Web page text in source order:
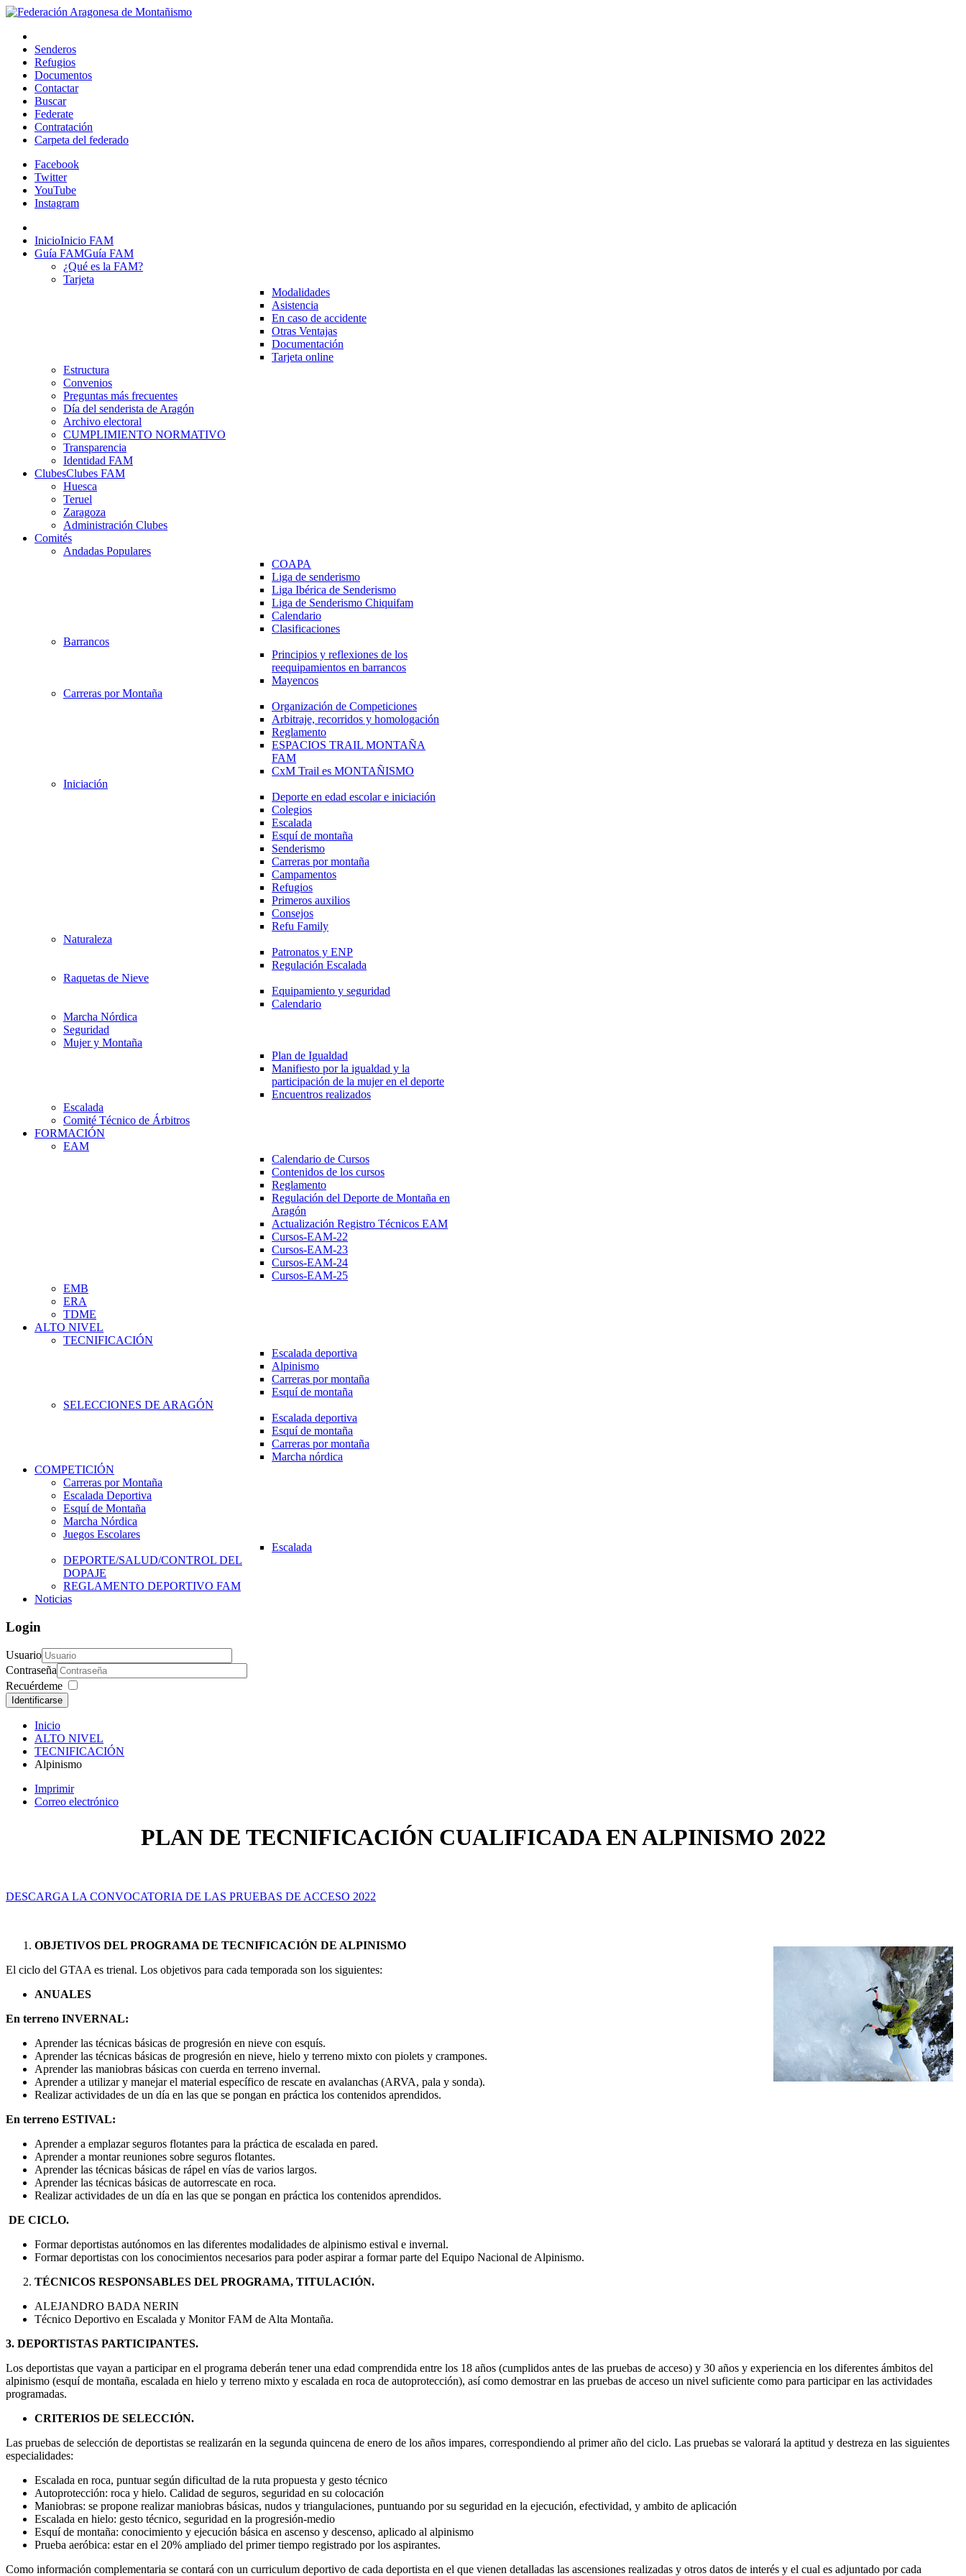
Senderos
Refugios
Documentos
Contactar
Buscar
Federate
Contratación
Carpeta del federado
Facebook
Twitter
YouTube
Instagram
InicioInicio FAM
Guía FAMGuía FAM
¿Qué es la FAM?
Tarjeta
Modalidades
Asistencia
En caso de accidente
Otras Ventajas
Documentación
Tarjeta online
Estructura
Convenios
Preguntas más frecuentes
Día del senderista de Aragón
Archivo electoral
CUMPLIMIENTO NORMATIVO
Transparencia
Identidad FAM
ClubesClubes FAM
Huesca
Teruel
Zaragoza
Administración Clubes
Comités
Andadas Populares
COAPA
Liga de senderismo
Liga Ibérica de Senderismo
Liga de Senderismo Chiquifam
Calendario
Clasificaciones
Barrancos
Principios y reflexiones de los
reequipamientos en barrancos
Mayencos
Carreras por Montaña
Organización de Competiciones
Arbitraje, recorridos y homologación
Reglamento
ESPACIOS TRAIL MONTAÑA
FAM
CxM Trail es MONTAÑISMO
Iniciación
Deporte en edad escolar e iniciación
Colegios
Escalada
Esquí de montaña
Senderismo
Carreras por montaña
Campamentos
Refugios
Primeros auxilios
Consejos
Refu Family
Naturaleza
Patronatos y ENP
Regulación Escalada
Raquetas de Nieve
Equipamiento y seguridad
Calendario
Marcha Nórdica
Seguridad
Mujer y Montaña
Plan de Igualdad
Manifiesto por la igualdad y la
participación de la mujer en el deporte
Encuentros realizados
Escalada
Comité Técnico de Árbitros
FORMACIÓN
EAM
Calendario de Cursos
Contenidos de los cursos
Reglamento
Regulación del Deporte de Montaña en
Aragón
Actualización Registro Técnicos EAM
Cursos-EAM-22
Cursos-EAM-23
Cursos-EAM-24
Cursos-EAM-25
EMB
ERA
TDME
ALTO NIVEL
TECNIFICACIÓN
Escalada deportiva
Alpinismo
Carreras por montaña
Esquí de montaña
SELECCIONES DE ARAGÓN
Escalada deportiva
Esquí de montaña
Carreras por montaña
Marcha nórdica
COMPETICIÓN
Carreras por Montaña
Escalada Deportiva
Esquí de Montaña
Marcha Nórdica
Juegos Escolares
Escalada
DEPORTE/SALUD/CONTROL DEL
DOPAJE
REGLAMENTO DEPORTIVO FAM
Noticias
Login
Usuario
Contraseña
Recuérdeme
Identificarse
Inicio
ALTO NIVEL
TECNIFICACIÓN
Alpinismo
Imprimir
Correo electrónico
PLAN DE TECNIFICACIÓN CUALIFICADA EN ALPINISMO 2022
DESCARGA LA CONVOCATORIA DE LAS PRUEBAS DE ACCESO 2022
OBJETIVOS DEL PROGRAMA DE TECNIFICACIÓN DE ALPINISMO
El ciclo del GTAA es trienal. Los objetivos para cada temporada son los siguientes:
ANUALES
En terreno INVERNAL:
Aprender las técnicas básicas de progresión en nieve con esquís.
Aprender las técnicas básicas de progresión en nieve, hielo y terreno mixto con piolets y crampones.
Aprender las maniobras básicas con cuerda en terreno invernal.
Aprender a utilizar y manejar el material específico de rescate en avalanchas (ARVA, pala y sonda).
Realizar actividades de un día en las que se pongan en práctica los contenidos aprendidos.
En terreno ESTIVAL:
Aprender a emplazar seguros flotantes para la práctica de escalada en pared.
Aprender a montar reuniones sobre seguros flotantes.
Aprender las técnicas básicas de rápel en vías de varios largos.
Aprender las técnicas básicas de autorrescate en roca.
Realizar actividades de un día en las que se pongan en práctica los contenidos aprendidos.
DE CICLO.
Formar deportistas autónomos en las diferentes modalidades de alpinismo estival e invernal.
Formar deportistas con los conocimientos necesarios para poder aspirar a formar parte del Equipo Nacional de Alpinismo.
TÉCNICOS RESPONSABLES DEL PROGRAMA, TITULACIÓN.
ALEJANDRO BADA NERIN
Técnico Deportivo en Escalada y Monitor FAM de Alta Montaña.
3. DEPORTISTAS PARTICIPANTES.
Los deportistas que vayan a participar en el programa deberán tener una edad comprendida entre los 18 años (cumplidos antes de las pruebas de acceso) y 30 años y experiencia en los diferentes ámbitos del
alpinismo (esquí de montaña, escalada en hielo y terreno mixto y escalada en roca de autoprotección), así como demostrar en las pruebas de acceso un nivel suficiente como para participar en las actividades
programadas.
CRITERIOS DE SELECCIÓN.
Las pruebas de selección de deportistas se realizarán en la segunda quincena de enero de los años impares, correspondiendo al primer año del ciclo. Las pruebas se valorará la aptitud y destreza en las siguientes
especialidades:
Escalada en roca, puntuar según dificultad de la ruta propuesta y gesto técnico
Autoprotección: roca y hielo. Calidad de seguros, seguridad en su colocación
Maniobras: se propone realizar maniobras básicas, nudos y triangulaciones, puntuando por su seguridad en la ejecución, efectividad, y ambito de aplicación
Escalada en hielo: gesto técnico, seguridad en la progresión-medio
Esquí de montaña: conocimiento y ejecución básica en ascenso y descenso, aplicado al alpinismo
Prueba aeróbica: estar en el 20% ampliado del primer tiempo registrado por los aspirantes.
Como información complementaria se contará con un curriculum deportivo de cada deportista en el que vienen detalladas las ascensiones realizadas y otros datos de interés y el cual es adjuntado por cada